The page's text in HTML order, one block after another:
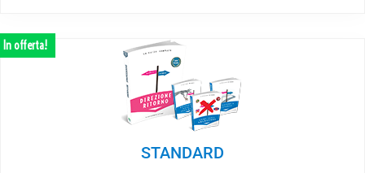
In offerta!
STANDARD